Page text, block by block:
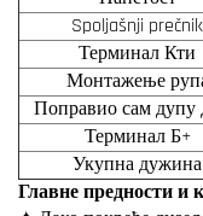
Spoljašnji prečnik
Терминал Кти
Монтажење
Поправио сам дупу
Терминал Б+
Укупна дужина
Главне предности и